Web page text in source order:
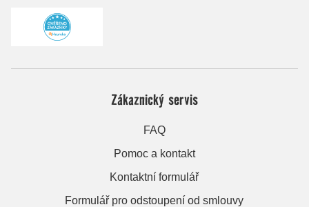
Zákaznický servis
FAQ
Pomoc a kontakt
Kontaktní formulář
Formulář pro odstoupení od smlouvy